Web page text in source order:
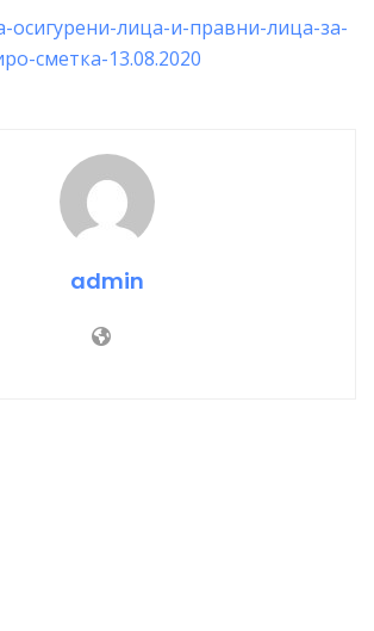
осигурени-лица-и-правни-лица-за-
сметка-13.08.2020
admin